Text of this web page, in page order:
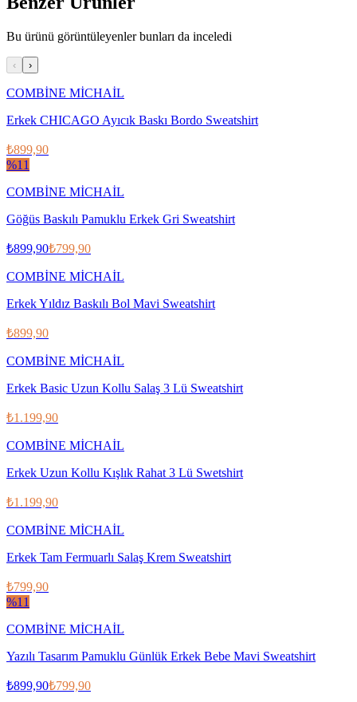
Bu ürünü görüntüleyenler bunları da inceledi
‹ ›
COMBİNE MİCHAİL
Erkek CHICAGO Ayıcık Baskı Bordo Sweatshirt
₺899,90
%11
COMBİNE MİCHAİL
Göğüs Baskılı Pamuklu Erkek Gri Sweatshirt
₺899,90₺799,90
COMBİNE MİCHAİL
Erkek Yıldız Baskılı Bol Mavi Sweatshirt
₺899,90
COMBİNE MİCHAİL
Erkek Basic Uzun Kollu Salaş 3 Lü Sweatshirt
₺1.199,90
COMBİNE MİCHAİL
Erkek Uzun Kollu Kışlık Rahat 3 Lü Swetshirt
₺1.199,90
COMBİNE MİCHAİL
Erkek Tam Fermuarlı Salaş Krem Sweatshirt
₺799,90
%11
COMBİNE MİCHAİL
Yazılı Tasarım Pamuklu Günlük Erkek Bebe Mavi Sweatshirt
₺899,90₺799,90